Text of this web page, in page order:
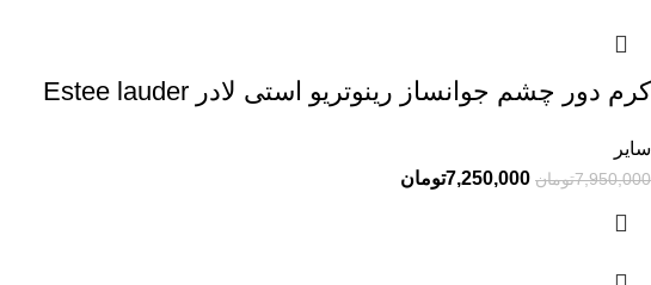
کرم دور چشم جوانساز رینوتریو استی لادر Estee lauder
سایر
7,950,000تومان 7,250,000تومان